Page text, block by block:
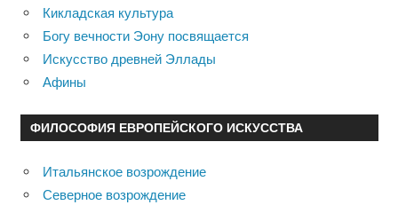
Кикладская культура
Богу вечности Эону посвящается
Искусство древней Эллады
Афины
ФИЛОСОФИЯ ЕВРОПЕЙСКОГО ИСКУССТВА
Итальянское возрождение
Северное возрождение